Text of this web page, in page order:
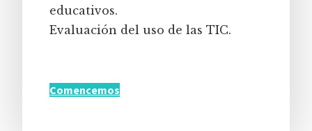
educativos.
Evaluación del uso de las TIC.
Comencemos